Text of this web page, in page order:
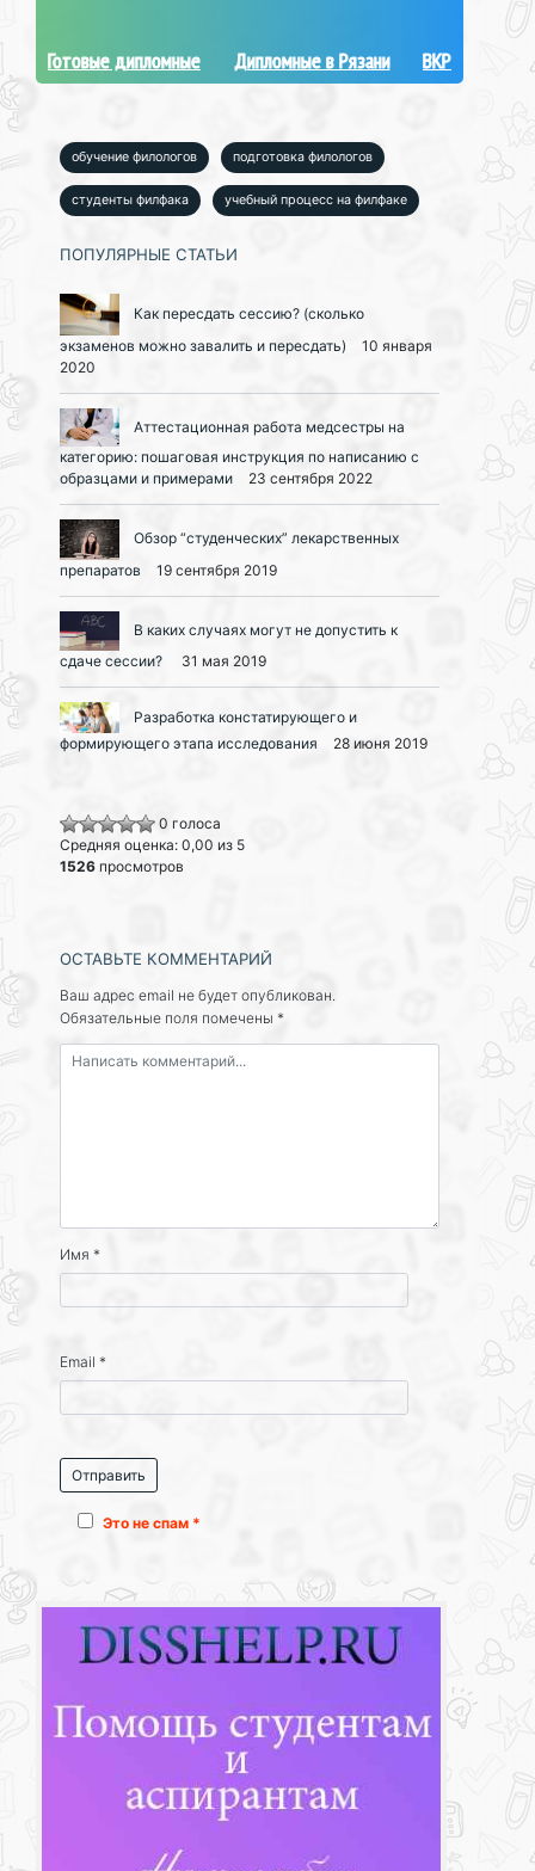
Готовые дипломные Дипломные в Рязани ВКР
обучение филологов подготовка филологов
студенты филфака учебный процесс на филфаке
ПОПУЛЯРНЫЕ СТАТЬИ
Как пересдать сессию? (сколько
экзаменов можно завалить и пересдать)
10 января
2020
Аттестационная работа медсестры на
категорию: пошаговая инструкция по написанию с
образцами и примерами
23 сентября 2022
Обзор “студенческих” лекарственных
препаратов
19 сентября 2019
В каких случаях могут не допустить к
сдаче сессии?
31 мая 2019
Разработка констатирующего и
формирующего этапа исследования
28 июня 2019
0 голоса
Средняя оценка: 0,00 из 5
1526 просмотров
ОСТАВЬТЕ КОММЕНТАРИЙ
Ваш адрес email не будет опубликован.
Обязательные поля помечены *
Имя *
Email *
Это не спам *